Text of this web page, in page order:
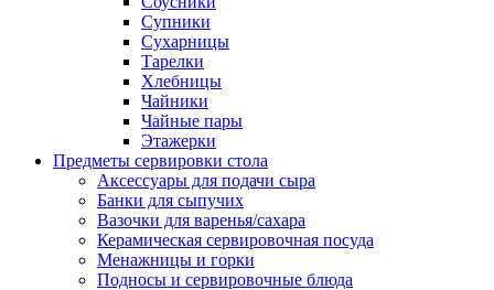
Супники
Сухарницы
Тарелки
Хлебницы
Чайники
Чайные пары
Этажерки
Предметы сервировки стола
Аксессуары для подачи сыра
Банки для сыпучих
Вазочки для варенья/сахара
Керамическая сервировочная посуда
Менажницы и горки
Подносы и сервировочные блюда